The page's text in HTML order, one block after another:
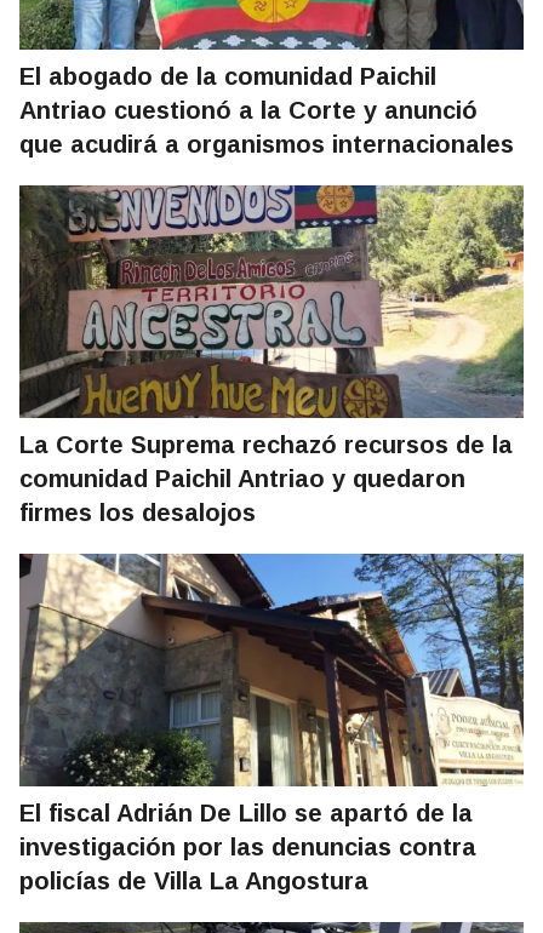
El abogado de la comunidad Paichil
Antriao cuestionó a la Corte y anunció
que acudirá a organismos internacionales
La Corte Suprema rechazó recursos de la
comunidad Paichil Antriao y quedaron
firmes los desalojos
El fiscal Adrián De Lillo se apartó de la
investigación por las denuncias contra
policías de Villa La Angostura